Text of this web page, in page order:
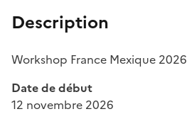
Description
Workshop France Mexique 2026
Date de début
12 novembre 2026